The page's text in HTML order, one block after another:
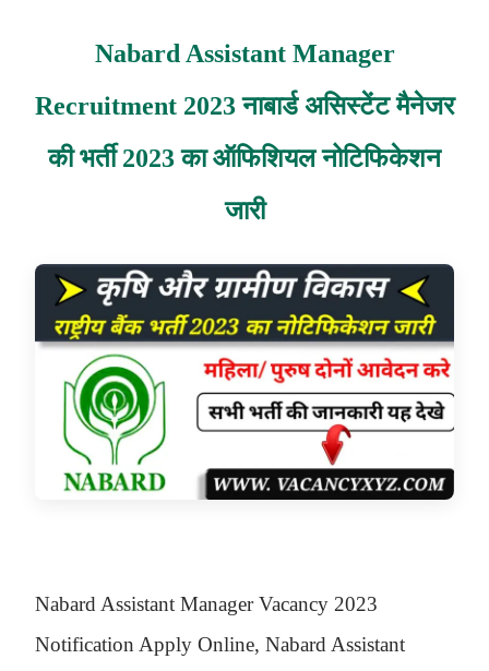
Nabard Assistant Manager
Recruitment 2023 नाबार्ड असिस्टेंट मैनेजर
की भर्ती 2023 का ऑफिशियल नोटिफिकेशन
जारी
NAbard Assistant Manager Vacancy 2023
Notification Apply Online, Nabard Assistant